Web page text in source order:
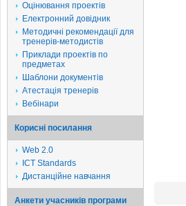
Оцінювання проектів
Електронний довідник
Методичні рекомендації для
тренерів-методистів
Приклади проектів по
предметах
Шаблони документів
Атестація тренерів
Вебінари
Корисні посилання
Web 2.0
ICT Standards
Дистанційне навчання
Анкети учасників програми